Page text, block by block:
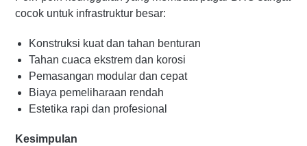
cocok untuk infrastruktur besar:
Konstruksi kuat dan tahan benturan
Tahan cuaca ekstrem dan korosi
Pemasangan modular dan cepat
Biaya pemeliharaan rendah
Estetika rapi dan profesional
Kesimpulan